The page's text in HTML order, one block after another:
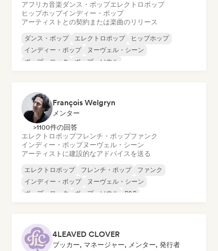
アフリカ音楽ダンス・ポップエレクトロポップ
ヒップホップインディー・ポップ
アーティストとの契約または楽曲のリリース
ダンス・ポップ エレクトロポップ
ヒップホップ
インディー・ポップ
ヌーヴェル・シーン
ポップ・ロック
ポップ・ソウル
François Welgryn
メンター
>1100件の回答
エレクトロポップフレンチ・ポップファンク
インディー・ポップヌーヴェル・シーン
アーティストに建設的なアドバイスを送る
エレクトロポップ フレンチ・ポップ
ファンク
インディー・ポップ
ヌーヴェル・シーン
ポップ・ロック
ポップ・ソウル R&B
4LEAVED CLOVER
ブッカー, マネージャー, メンター, 発行者